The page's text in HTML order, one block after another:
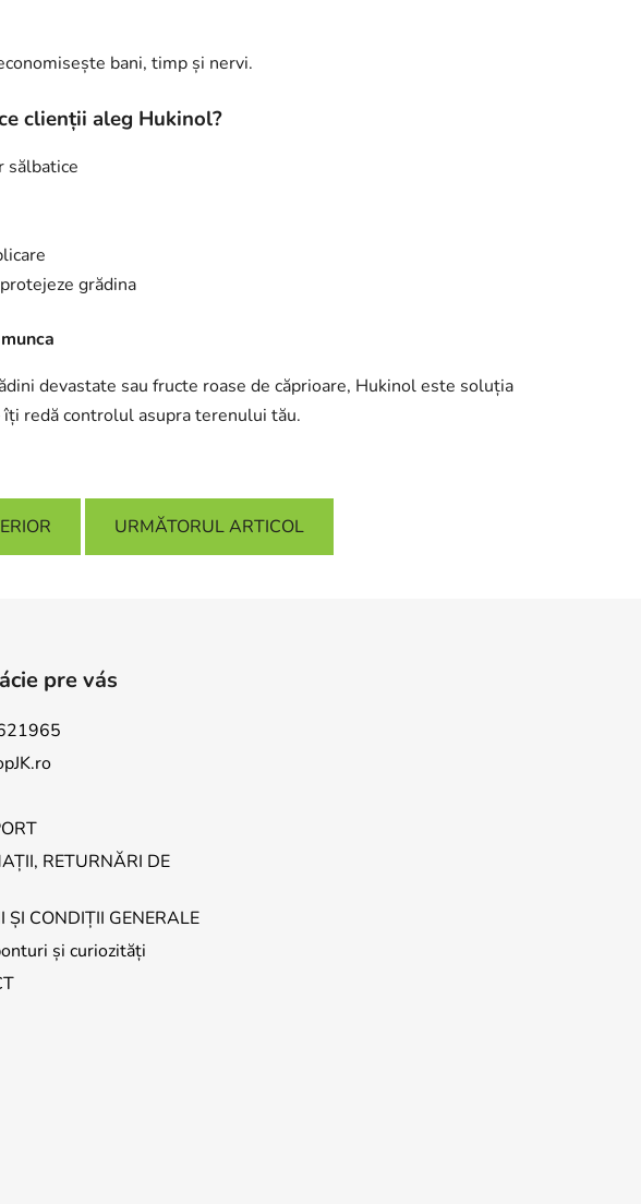
bani, timp și nervi.
clienții aleg Hukinol?
sălbatice
grădina
devastate sau fructe roase de căprioare, Hukinol este soluția
redă controlul asupra terenului tău.
URMĂTORUL ARTICOL
pre vás
RETURNĂRI DE
ȘI CONDIȚII GENERALE
și curiozități